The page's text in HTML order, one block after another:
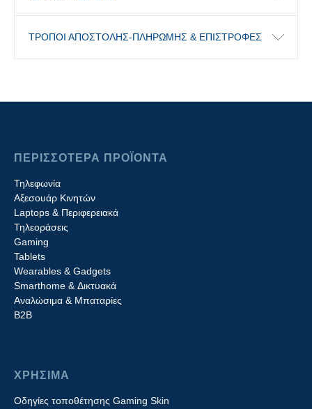
ΤΡΟΠΟΙ ΑΠΟΣΤΟΛΗΣ-ΠΛΗΡΩΜΗΣ & ΕΠΙΣΤΡΟΦΕΣ
ΠΕΡΙΣΣΟΤΕΡΑ ΠΡΟΪΟΝΤΑ
Τηλεφωνία
Αξεσουάρ Κινητών
Laptops & Περιφερειακά
Τηλεοράσεις
Gaming
Tablets
Wearables & Gadgets
Smarthome & Δικτυακά
Aναλώσιμα & Μπαταρίες
Β2B
ΧΡΗΣΙΜΑ
Οδηγίες τοποθέτησης Gaming Skin